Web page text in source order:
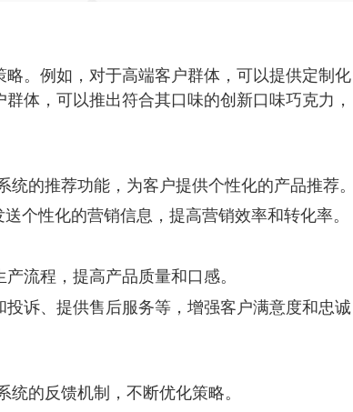
。例如，对于高端客户群体，可以提供定制化
体，可以推出符合其口味的创新口味巧克力，
的推荐功能，为客户提供个性化的产品推荐。
个性化的营销信息，提高营销效率和转化率。
流程，提高产品质量和口感。
诉、提供售后服务等，增强客户满意度和忠诚
的反馈机制，不断优化策略。